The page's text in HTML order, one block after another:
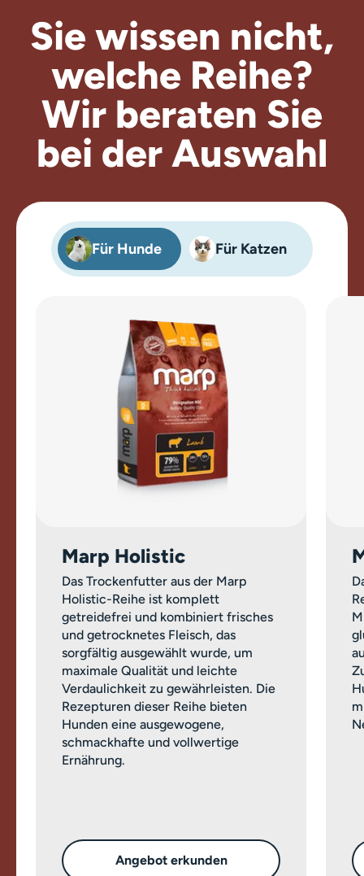
Sie wissen nicht,
welche Reihe?
Wir beraten Sie
bei der Auswahl
Für Hunde Für Katzen
Marp Holistic
Das Trockenfutter aus der Marp
Holistic-Reihe ist komplett
getreidefrei und kombiniert frisches
und getrocknetes Fleisch, das
sorgfältig ausgewählt wurde, um
maximale Qualität und leichte
Verdaulichkeit zu gewährleisten. Die
Rezepturen dieser Reihe bieten
Hunden eine ausgewogene,
schmackhafte und vollwertige
Ernährung.
Angebot erkunden